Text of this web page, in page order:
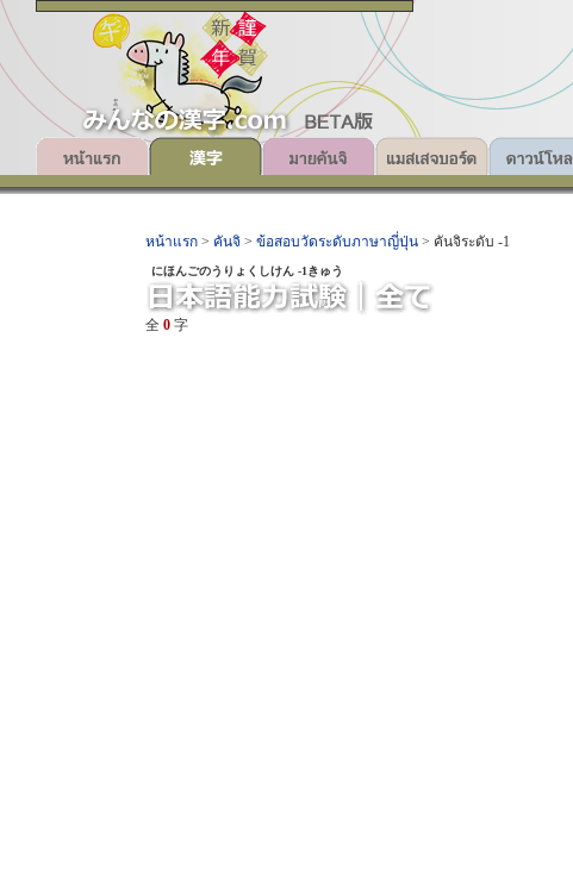
หน้าแรก > คันจิ > ข้อสอบวัดระดับภาษาญี่ปุ่น > คันจิระดับ -1
にほんごのうりょくしけん -1きゅう
全 0 字